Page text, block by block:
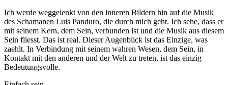
Ich werde weggelenkt von den inneren Bildern hin auf die Musik
des Schamanen Luis Panduro, die durch mich geht. Ich sehe, dass er
mit seinem Kern, dem Sein, verbunden ist und die Musik aus diesem
Sein fliesst. Das ist real. Dieser Augenblick ist das Einzige, was
zaehlt. In Verbindung mit seinem wahren Wesen, dem Sein, in
Kontakt mit den anderen und der Welt zu treten, ist das einzig
Bedeutungsvolle.